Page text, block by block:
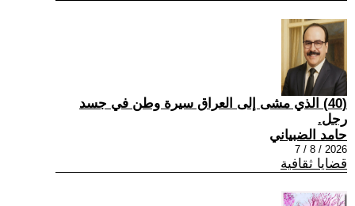
(40) الذي مشى إلى العراق سيرة وطن في جسد
رجل.
حامد الضبياني
2026 / 8 / 7
قضايا ثقافية